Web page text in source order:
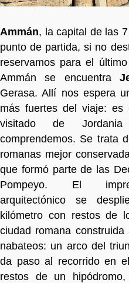
Ammán, la capital de las
punto de partida, si no
reservamos para el
Ammán se encuentra
Gerasa. Allí nos espera
más fuertes del viaje: es
visitado de
comprendemos. Se trata
romanas mejor
que formó parte de las
Pompeyo. El
arquitectónico se
kilómetro con restos de
ciudad romana
nabateos: un arco del
da paso al recorrido en
restos de un